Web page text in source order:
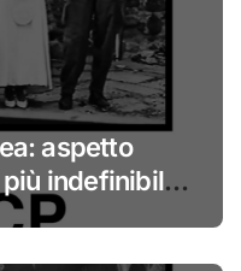
aspetto
più indefinibile